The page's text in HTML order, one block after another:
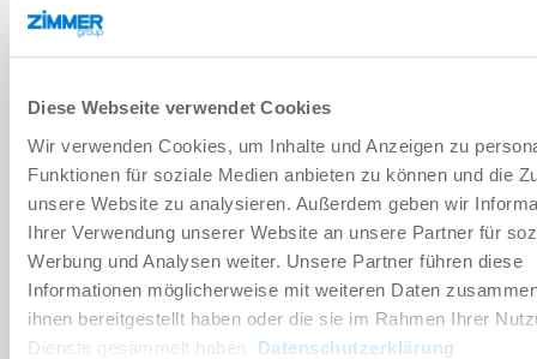
Diese Webseite verwendet Cookies
Wir verwenden Cookies, um Inhalte und Anzeigen zu
Funktionen für soziale Medien anbieten zu können und die
unsere Website zu analysieren. Außerdem geben wir
Ihrer Verwendung unserer Website an unsere Partner für
Werbung und Analysen weiter. Unsere Partner führen diese
Informationen möglicherweise mit weiteren Daten
ihnen bereitgestellt haben oder die sie im Rahmen Ihrer
Dienste gesammelt haben. Datenschutzerklärung
PLZ*
NACHRICHT
Sicherheitsabfrage